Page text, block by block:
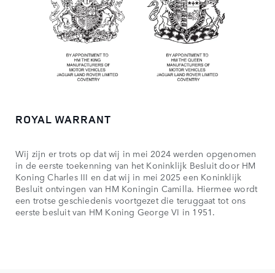
ROYAL WARRANT
Wij zijn er trots op dat wij in mei 2024 werden opgenomen
in de eerste toekenning van het Koninklijk Besluit door HM
Koning Charles III en dat wij in mei 2025 een Koninklijk
Besluit ontvingen van HM Koningin Camilla. Hiermee wordt
een trotse geschiedenis voortgezet die teruggaat tot ons
eerste besluit van HM Koning George VI in 1951.